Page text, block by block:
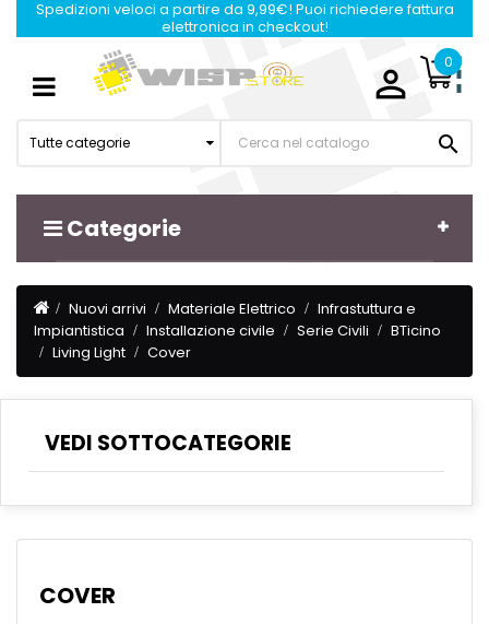
Spedizioni veloci a partire da 9,99€! Puoi richiedere fattura
elettronica in checkout!

0
Tutte categorie 
Categorie
Toggle
Nuovi arrivi Materiale Elettrico
Infrastuttura e
Impiantistica
Installazione civile Serie Civili
BTicino
Living Light
Cover
VEDI SOTTOCATEGORIE
COVER